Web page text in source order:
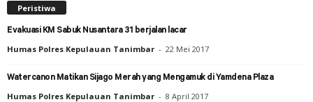
Peristiwa
Evakuasi KM Sabuk Nusantara 31 berjalan lacar
Humas Polres Kepulauan Tanimbar - 22 Mei 2017
Watercanon Matikan Sijago Merah yang Mengamuk di Yamdena Plaza
Humas Polres Kepulauan Tanimbar - 8 April 2017